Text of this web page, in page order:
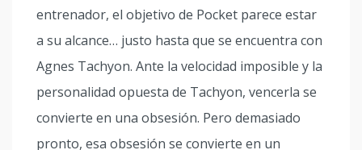
entrenador, el objetivo de Pocket parece estar
a su alcance… justo hasta que se encuentra con
Agnes Tachyon. Ante la velocidad imposible y la
personalidad opuesta de Tachyon, vencerla se
convierte en una obsesión. Pero demasiado
pronto, esa obsesión se convierte en un